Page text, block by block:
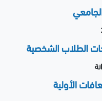
الطلاب الشخصية
الأولية